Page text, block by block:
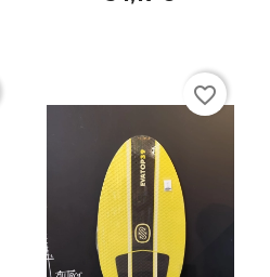
favorite_border